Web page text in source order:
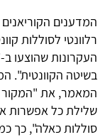
רלוונטי לסוללות
בשיטה הקוונטית".
המאמר, את "המקור
שלילת כל אפשרות
סוללות כאלה", כך